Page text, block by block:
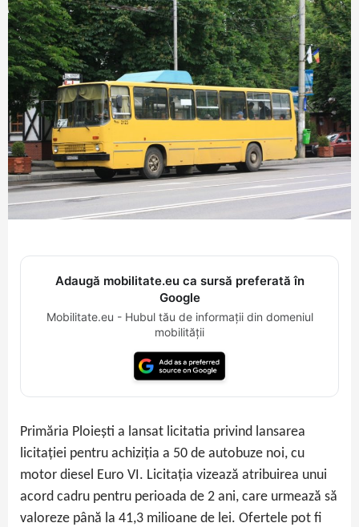
Adaugă mobilitate.eu ca sursă preferată în
Google
Mobilitate.eu - Hubul tău de informații din domeniul
mobilității
Primăria Ploiești a lansat licitatia privind lansarea
licitației pentru achiziția a 50 de autobuze noi, cu
motor diesel Euro VI. Licitația vizează atribuirea unui
acord cadru pentru perioada de 2 ani, care urmează să
valoreze până la 41,3 milioane de lei. Ofertele pot fi